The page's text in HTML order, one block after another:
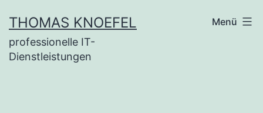
Inhalt
springen
THOMAS KNOEFEL
professionelle IT-
Dienstleistungen
Menü